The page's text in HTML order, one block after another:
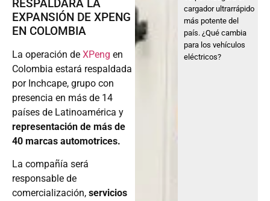
RESPALDARÁ LA
EXPANSIÓN DE XPENG
EN COLOMBIA
La operación de XPeng en
Colombia estará respaldada
por Inchcape, grupo con
presencia en más de 14
países de Latinoamérica y
representación de más de
40 marcas automotrices.
La compañía será
responsable de
comercialización, servicios
cargador ultrarrápido
más potente del
país. ¿Qué cambia
para los vehículos
eléctricos?